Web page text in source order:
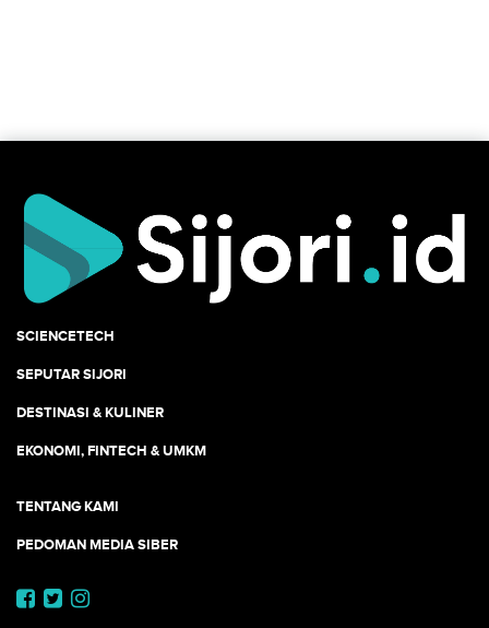
SCIENCETECH
SEPUTAR SIJORI
DESTINASI & KULINER
EKONOMI, FINTECH & UMKM
TENTANG KAMI
PEDOMAN MEDIA SIBER